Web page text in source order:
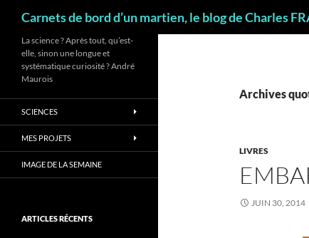
Carnets de bord d’un martien, le blog de Charles
Archives
LIVRES
JUIN 30, 2014
La science ? Après tout, qu’est-
elle, sinon une longue et
systématique curiosité ? André
Maurois
SCIENCES
MES PROJETS
IMAGE DE LA SEMAINE
ARTICLES RÉCENTS